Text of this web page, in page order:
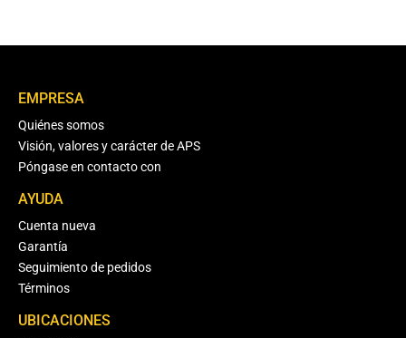
EMPRESA
Quiénes somos
Visión, valores y carácter de APS
Póngase en contacto con
AYUDA
Cuenta nueva
Garantía
Seguimiento de pedidos
Términos
UBICACIONES